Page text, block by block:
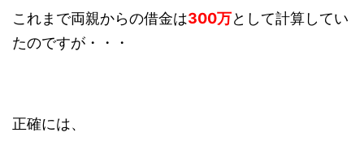
これまで両親からの借金は300万として計算してい
たのですが・・・
正確には、